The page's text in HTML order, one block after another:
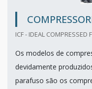
ICF - IDEAL COMPRESSED
Os modelos de
devidamente
parafuso são os